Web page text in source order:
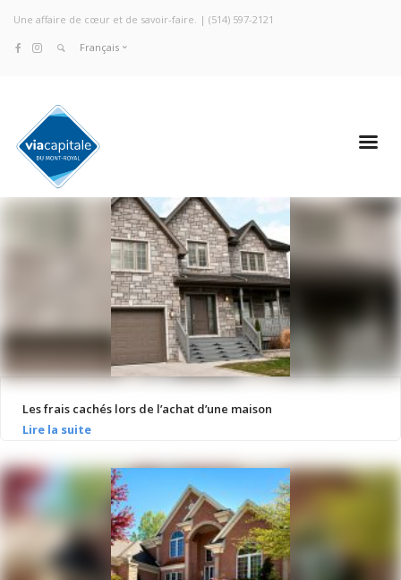
Une affaire de cœur et de savoir-faire. | (514) 597-2121
Français
Les frais cachés lors de l’achat d’une maison